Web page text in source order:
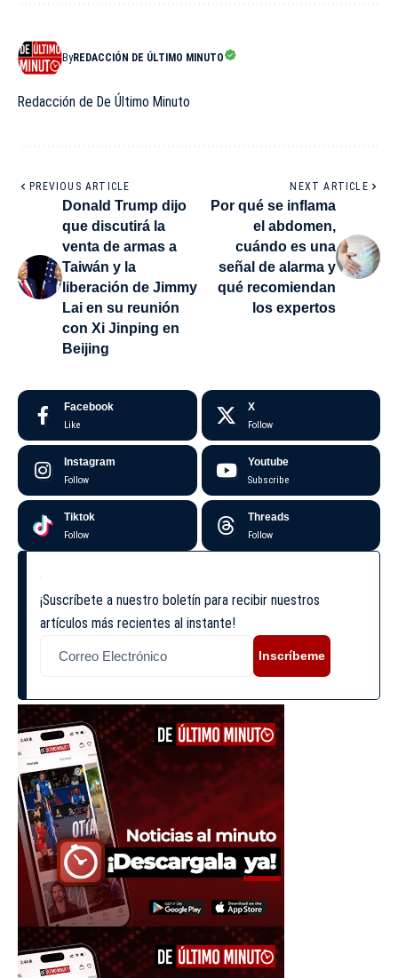
ByREDACCIÓN DE ÚLTIMO MINUTO
Redacción de De Último Minuto
PREVIOUS ARTICLE
Donald Trump dijo
que discutirá la
venta de armas a
Taiwán y la
liberación de Jimmy
Lai en su reunión
con Xi Jinping en
Beijing
NEXT ARTICLE
Por qué se inflama
el abdomen,
cuándo es una
señal de alarma y
qué recomiendan
los expertos
Facebook
Like
X
Follow
Instagram
Follow
Youtube
Subscribe
Tiktok
Follow
Threads
Follow
¡Suscríbete a nuestro boletín para recibir nuestros
artículos más recientes al instante!
Inscríbeme